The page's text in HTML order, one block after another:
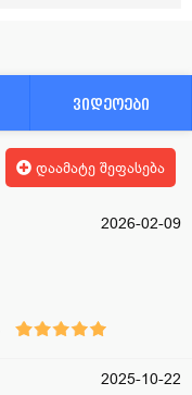
ვიდეოები
დაამატე შეფასება
2026-02-09
2025-10-22